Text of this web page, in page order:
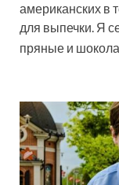
американских в
для выпечки. Я
пряные и